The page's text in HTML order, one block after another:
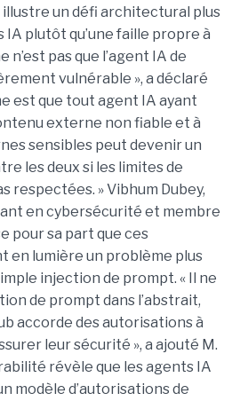
illustre un défi architectural plus
plutôt qu’une faille propre à
n’est pas que l’agent IA de
vulnérable », a déclaré
est que tout agent IA ayant
externe non fiable et à
sensibles peut devenir un
les deux si les limites de
respectées. » Vibhum Dubey,
en cybersécurité et membre
pour sa part que ces
en lumière un problème plus
injection de prompt. « Il ne
de prompt dans l’abstrait,
accorde des autorisations à
leur sécurité », a ajouté M.
révèle que les agents IA
modèle d’autorisations de